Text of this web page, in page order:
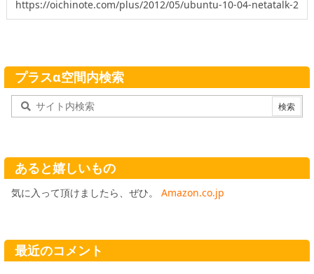
プラスα空間内検索
あると嬉しいもの
気に入って頂けましたら、ぜひ。 Amazon.co.jp
最近のコメント